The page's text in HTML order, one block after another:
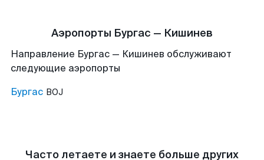
Аэропорты Бургас — Кишинев
Направление Бургас — Кишинев обслуживают
следующие аэропорты
Бургас BOJ
Часто летаете и знаете больше других